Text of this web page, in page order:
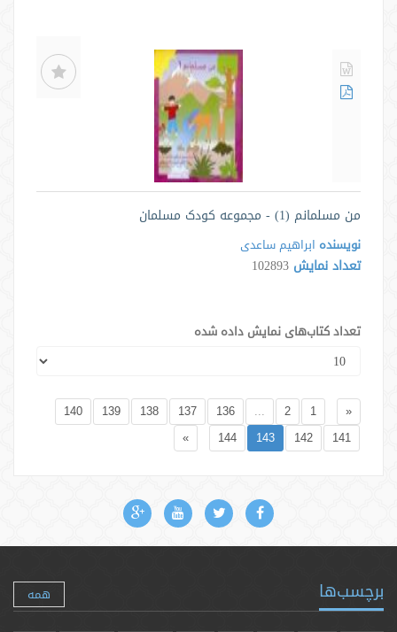
من مسلمانم (1) - مجموعه کودک مسلمان
نویسنده ابراهیم ساعدی
تعداد نمایش 102893
تعداد کتاب‌های نمایش داده شده
«
1
2
...
136
137
138
139
140
141
142
143
144
»
برچسب‌ها همه